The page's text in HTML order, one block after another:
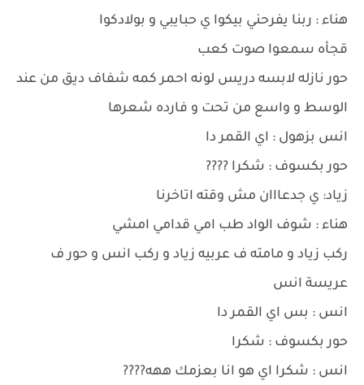
هناء : ربنا يفرحني بيكوا ي حبايبي و بولادكوا
قجأه سمعوا صوت كعب
حور نازله لابسه دريس لونه احمر كمه شفاف ديق من عند
الوسط و واسع من تحت و فارده شعرها
انس بزهول : اي القمر دا
حور بكسوف : شكرا ????
زياد: ي جدعااان مش وقته اتاخرنا
هناء : شوف الواد طب امي قدامي امشي
ركب زياد و مامته ف عربيه زياد و ركب انس و حور ف
عريسة انس
انس : بس اي القمر دا
حور بكسوف : شكرا
انس : شكرا اي هو انا بعزمك ههه????